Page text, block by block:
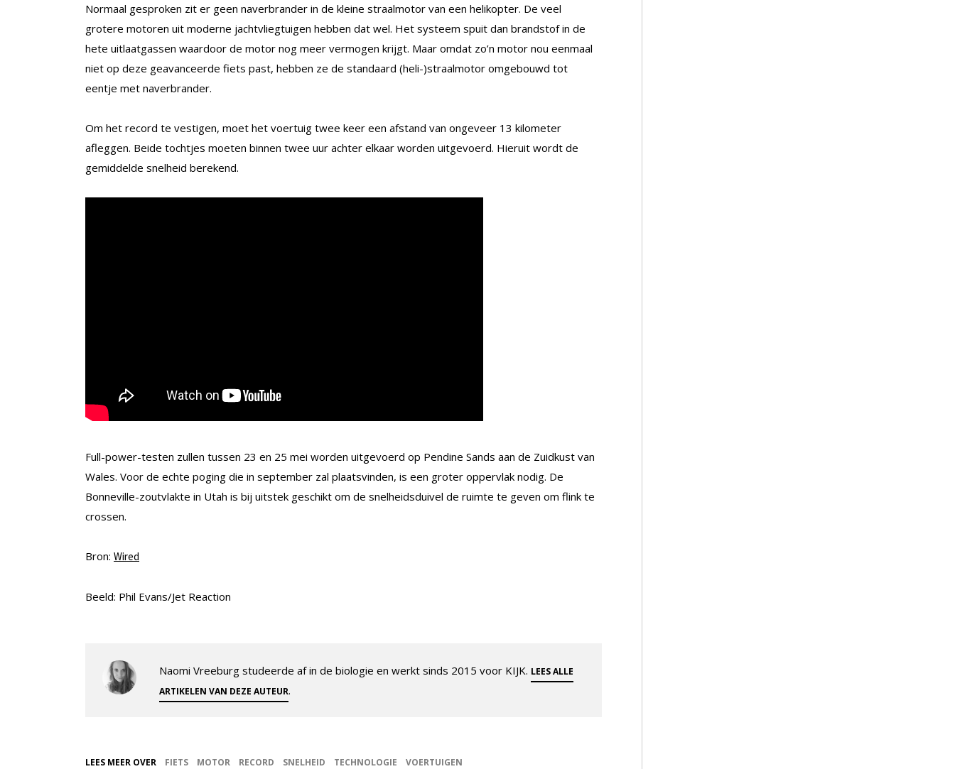
Normaal gesproken zit er geen naverbrander in de kleine straalmotor van een helikopter. De veel
grotere motoren uit moderne jachtvliegtuigen hebben dat wel. Het systeem spuit dan brandstof in de
hete uitlaatgassen waardoor de motor nog meer vermogen krijgt. Maar omdat zo’n motor nou eenmaal
niet op deze geavanceerde fiets past, hebben ze de standaard (heli-)straalmotor omgebouwd tot
eentje met naverbrander.
Om het record te vestigen, moet het voertuig twee keer een afstand van ongeveer 13 kilometer
afleggen. Beide tochtjes moeten binnen twee uur achter elkaar worden uitgevoerd. Hieruit wordt de
gemiddelde snelheid berekend.
Full-power-testen zullen tussen 23 en 25 mei worden uitgevoerd op Pendine Sands aan de Zuidkust van
Wales. Voor de echte poging die in september zal plaatsvinden, is een groter oppervlak nodig. De
Bonneville-zoutvlakte in Utah is bij uitstek geschikt om de snelheidsduivel de ruimte te geven om flink te
crossen.
Bron: Wired
Beeld: Phil Evans/Jet Reaction
Naomi Vreeburg studeerde af in de biologie en werkt sinds 2015 voor KIJK. LEES ALLE
ARTIKELEN VAN DEZE AUTEUR.
LEES MEER OVER FIETS MOTOR RECORD SNELHEID TECHNOLOGIE VOERTUIGEN